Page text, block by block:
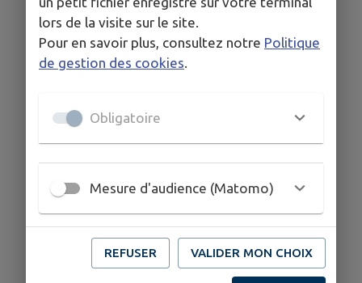
06.70.34.35.13
lors de la visite sur le site.
Pour en savoir plus, consultez notre Politique
de gestion des cookies
Obligatoire
Mesure d'audience (Matomo)
REFUSER VALIDER MON CHOIX